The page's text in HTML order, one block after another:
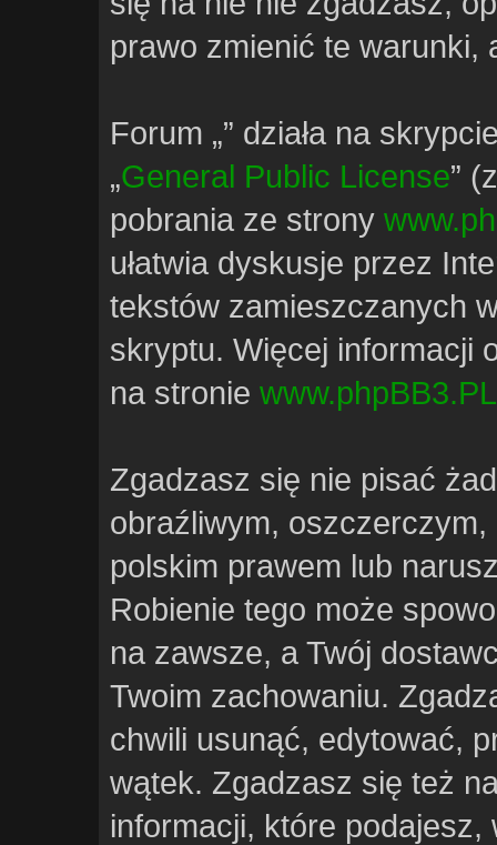
prawo zmienić te warunki,
Forum „” działa na
„General Public License”
pobrania ze strony
ułatwia dyskusje przez
tekstów zamieszczanych
skryptu. Więcej informacji
na stronie www.phpBB3.PL
Zgadzasz się nie pisać
obraźliwym,
polskim prawem lub
Robienie tego może
na zawsze, a Twój
Twoim zachowaniu.
chwili usunąć, edytować,
wątek. Zgadzasz się też
informacji, które